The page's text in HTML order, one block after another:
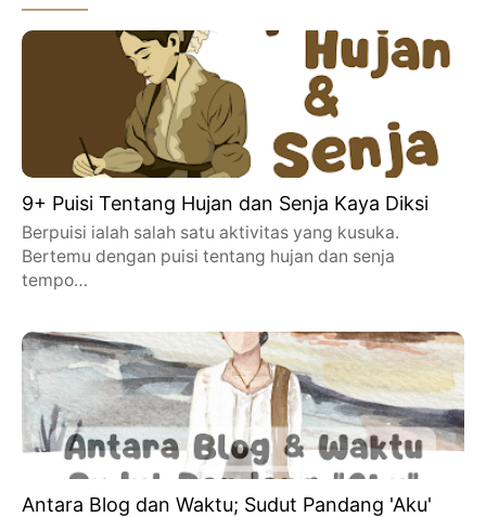
9+ Puisi Tentang Hujan dan Senja Kaya Diksi
Berpuisi ialah salah satu aktivitas yang kusuka.
Bertemu dengan puisi tentang hujan dan senja
tempo…
Antara Blog dan Waktu; Sudut Pandang 'Aku'